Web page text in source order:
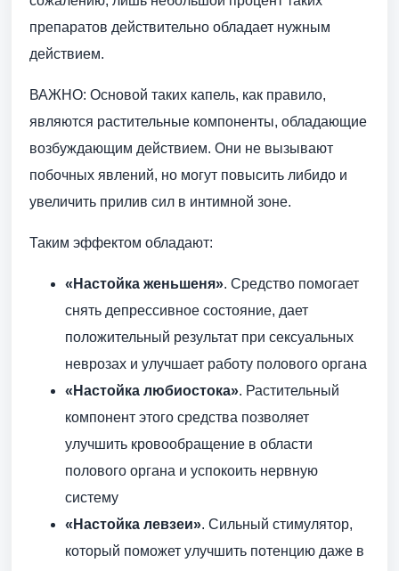
препаратов действительно обладает нужным
действием.
ВАЖНО: Основой таких капель, как правило,
являются растительные компоненты, обладающие
возбуждающим действием. Они не вызывают
побочных явлений, но могут повысить либидо и
увеличить прилив сил в интимной зоне.
Таким эффектом обладают:
«Настойка женьшеня». Средство помогает
снять депрессивное состояние, дает
положительный результат при сексуальных
неврозах и улучшает работу полового органа
«Настойка любиостока». Растительный
компонент этого средства позволяет
улучшить кровообращение в области
полового органа и успокоить нервную
систему
«Настойка левзеи». Сильный стимулятор,
который поможет улучшить потенцию даже в